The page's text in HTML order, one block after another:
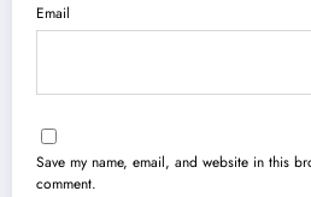
Email
Save my name, email, and website in this
comment.